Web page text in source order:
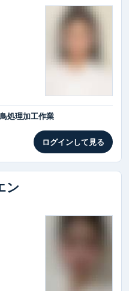
処理加工作業
ログインして見る
ン